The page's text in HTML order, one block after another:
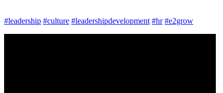
#leadership #culture #leadershipdevelopment #hr #e2grow